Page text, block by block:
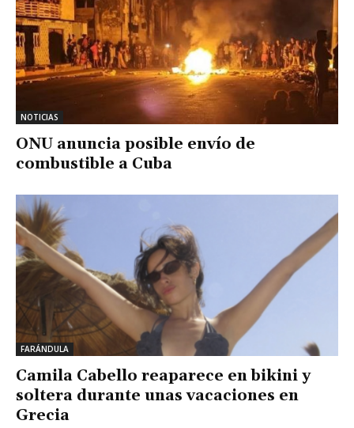
NOTICIAS
ONU anuncia posible envío de
combustible a Cuba
FARÁNDULA
Camila Cabello reaparece en bikini y
soltera durante unas vacaciones en
Grecia